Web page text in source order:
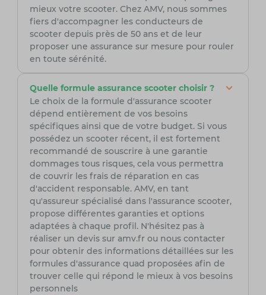
mieux votre scooter. Chez AMV, nous sommes
fiers d'accompagner les conducteurs de
scooter depuis près de 50 ans et de leur
proposer une assurance sur mesure pour rouler
en toute sérénité.
Quelle formule assurance scooter choisir ?
Le choix de la formule d'assurance scooter
dépend entièrement de vos besoins
spécifiques ainsi que de votre budget. Si vous
possédez un scooter récent, il est fortement
recommandé de souscrire à une garantie
dommages tous risques, cela vous permettra
de couvrir les frais de réparation en cas
d'accident responsable. AMV, en tant
qu'assureur spécialisé dans l'assurance scooter,
propose différentes garanties et options
adaptées à chaque profil. N'hésitez pas à
réaliser un devis sur amv.fr ou nous contacter
pour obtenir des informations détaillées sur les
formules d'assurance quad proposées afin de
trouver celle qui répond le mieux à vos besoins
personnels